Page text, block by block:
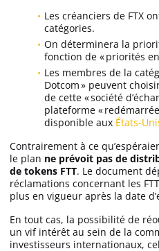
Les créanciers de FTX
catégories.
On déterminera la
fonction de « priorités
Les membres de la
Dotcom » peuvent
de cette « société
plateforme «
disponible aux États-
Contrairement à ce
le plan ne prévoit pas de
de tokens FTT. Le document
réclamations concernant les
plus en vigueur après la date
En tout cas, la possibilité de
un vif intérêt au sein de la
investisseurs internationaux,